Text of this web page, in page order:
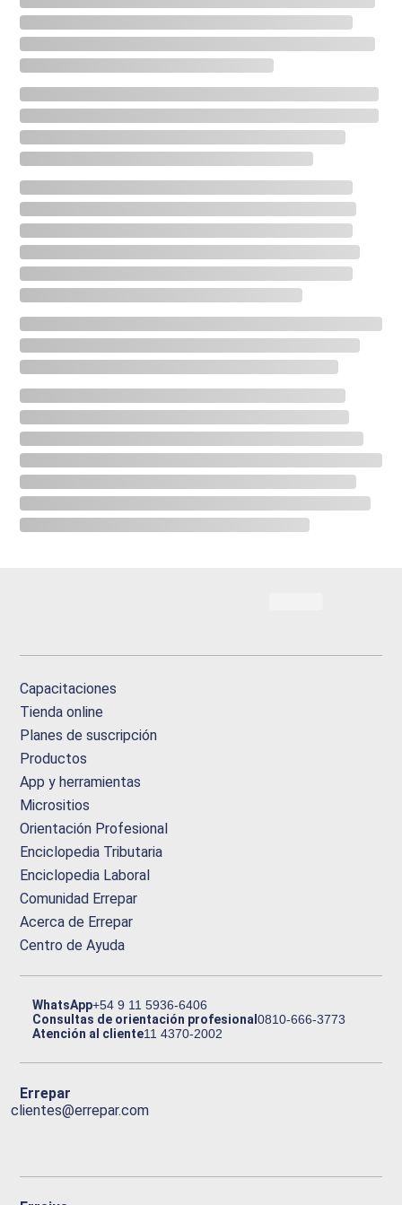
Capacitaciones
Tienda online
Planes de suscripción
Productos
App y herramientas
Micrositios
Orientación Profesional
Enciclopedia Tributaria
Enciclopedia Laboral
Comunidad Errepar
Acerca de Errepar
Centro de Ayuda
WhatsApp+54 9 11 5936-6406
Consultas de orientación profesional0810-666-3773
Atención al cliente11 4370-2002
Errepar
clientes@errepar.com